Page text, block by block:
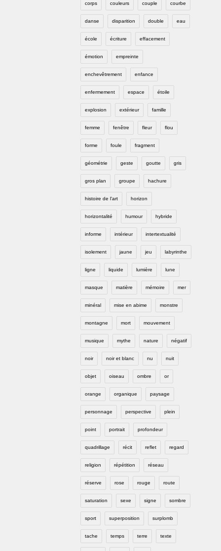
corps couleurs couple courbe
danse disparition double eau
école écriture effacement
émotion empreinte
enchevêtrement enfance
enfermement espace étoile
explosion extérieur famille
femme fenêtre fleur flou
forme foule fragment
géométrie geste goutte gris
gros plan groupe hachure
histoire de l'art horizon
horizontalité humour hybride
informe intérieur intertextualité
isolement jaune jeu labyrinthe
ligne liquide lumière lune
masque matière mémoire mer
minéral mise en abime monstre
montagne mort mouvement
musique mythe nature négatif
noir noir et blanc nu nuit
objet oiseau ombre or
orange organique paysage
personnage perspective plein
point portrait profondeur
quadrillage récit reflet regard
religion répétition réseau
réserve rose rouge route
saturation sexe signe sombre
sport superposition surplomb
tache temps terre texte